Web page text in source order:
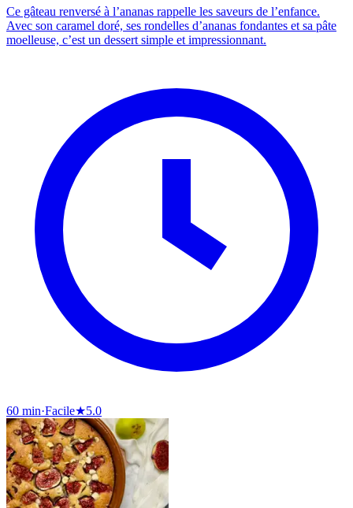
Ce gâteau renversé à l’ananas rappelle les saveurs de l’enfance.
Avec son caramel doré, ses rondelles d’ananas fondantes et sa pâte
moelleuse, c’est un dessert simple et impressionnant.
60 min·Facile★5.0